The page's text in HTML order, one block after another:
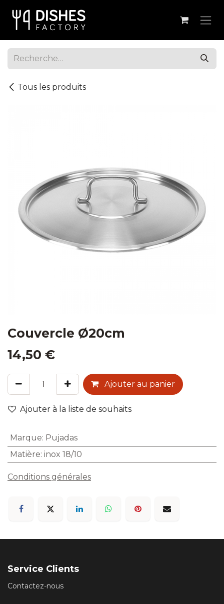
Tous les produits
Couvercle Ø20cm
14,50 €
Ajouter au panier
Ajouter à la liste de souhaits
Marque: Pujadas
Matière: inox 18/10
Conditions générales
Service Clients
Contactez-nous